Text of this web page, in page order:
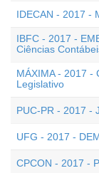
IDECAN - 2017 -
IBFC - 2017 -
Ciências
MÁXIMA - 2017 -
Legislativo
PUC-PR - 2017 -
UFG - 2017 -
CPCON - 2017 -